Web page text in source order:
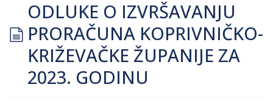
document
ODLUKE O IZVRŠAVANJU
PRORAČUNA KOPRIVNIČKO-
KRIŽEVAČKE ŽUPANIJE ZA
2023. GODINU